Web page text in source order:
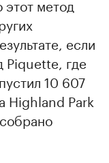
метод
если
Piquette, где
10 607
Highland Park